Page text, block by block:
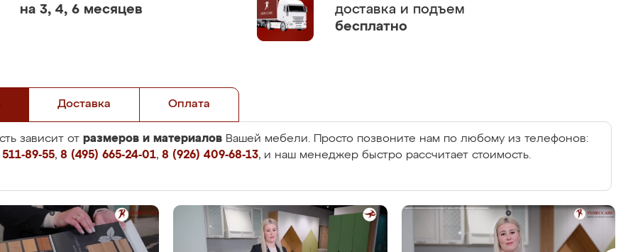
на 3, 4, 6 месяцев
доставка и подъем
бесплатно
Доставка Оплата
зависит от размеров и материалов Вашей мебели. Просто позвоните нам по любому из телефонов:
89-55, 8 (495) 665-24-01, 8 (926) 409-68-13, и наш менеджер быстро рассчитает стоимость.